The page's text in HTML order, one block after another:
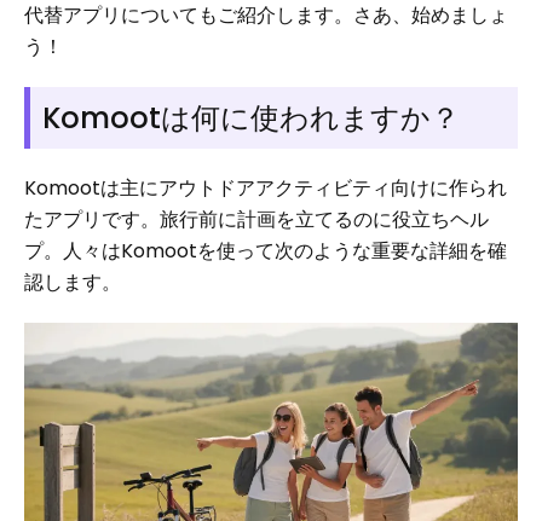
代替アプリについてもご紹介します。さあ、始めましょ
う！
Komootは何に使われますか？
Komootは主にアウトドアアクティビティ向けに作られ
たアプリです。旅行前に計画を立てるのに役立ちヘル
プ。人々はKomootを使って次のような重要な詳細を確
認します。